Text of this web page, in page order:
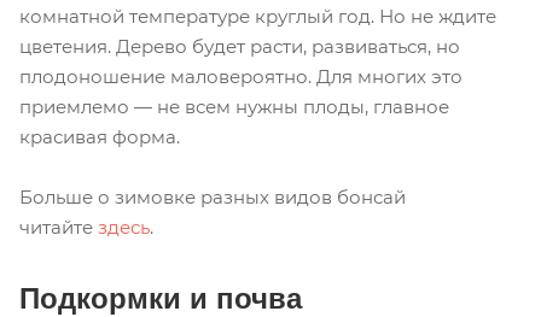
комнатной температуре круглый год. Но не ждите
цветения. Дерево будет расти, развиваться, но
плодоношение маловероятно. Для многих это
приемлемо — не всем нужны плоды, главное
красивая форма.
Больше о зимовке разных видов бонсай
читайте здесь.
Подкормки и почва